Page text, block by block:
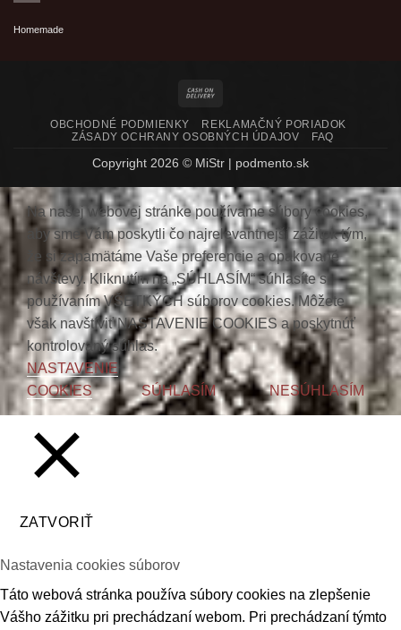
Homemade
Delivery
OBCHODNÉ PODMIENKY
REKLAMAČNÝ PORIADOK
ZÁSADY OCHRANY OSOBNÝCH ÚDAJOV
FAQ
Copyright 2026 © MiStr | podmento.sk
Na našej webovej stránke používame súbory cookies,
aby sme Vám poskytli čo najrelevantnejší zážitok tým,
že si zapamätáme Vaše preferencie a opakované
návštevy. Kliknutím na „SÚHLASÍM“ súhlasíte s
používaním VŠETKÝCH súborov cookies. Môžete
však navštíviť NASTAVENIE COOKIES a poskytnúť
kontrolovaný súhlas.
NASTAVENIE
COOKIES
SÚHLASÍM NESÚHLASÍM
ZATVORIŤ
Nastavenia cookies súborov
Táto webová stránka používa súbory cookies na zlepšenie
Vášho zážitku pri prechádzaní webom. Pri prechádzaní týmto